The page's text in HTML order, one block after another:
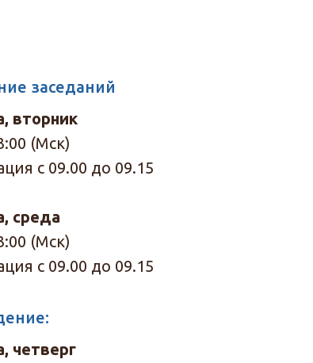
заседаний
вторник
(Мск)
с 09.00 до 09.15
среда
(Мск)
с 09.00 до 09.15
четверг